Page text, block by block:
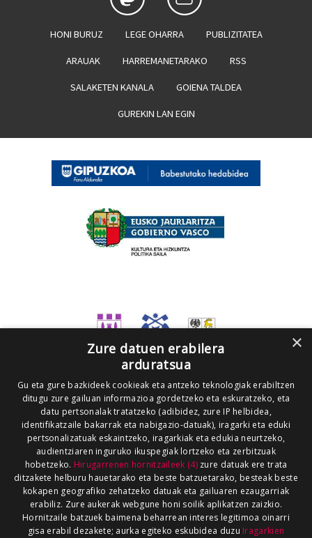
HONI BURUZ LEGE OHARRA PUBLIZITATEA
ARAUAK HARREMANETARAKO RSS
SALAKETEN KANALA GOIENA TALDEA
GUREKIN LAN EGIN
×
Zure datuen erabilera
arduratsua
Gu eta gure bazkideek cookieak eta antzeko teknologiak erabiltzen
ditugu zure gailuan informazioa gordetzeko eta eskuratzeko, eta
datu pertsonalak tratatzeko (adibidez, zure IP helbidea,
identifikatzaile bakarrak eta nabigazio-datuak), iragarki eta eduki
pertsonalizatuak eskaintzeko, iragarkiak eta edukia neurtzeko,
audientziaren inguruko ikuspegiak lortzeko eta zerbitzuak
hobetzeko. Hirugarrenen hornitzaileek (4)zure datuak ere trata
ditzakete helburu hauetarako eta beste batzuetarako, besteak beste
kokapen geografiko zehatzeko datuak eta gailuaren ezaugarriak
erabiliz. Zure aukerak webgune honi soilik aplikatzen zaizkio.
Hornitzaile batzuek baimena beharrean interes legitimoa oinarri
gisa erabil dezakete; aurka egiteko eskubidea duzu Iragarkien